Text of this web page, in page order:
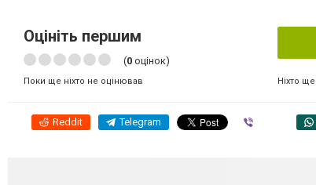
Оцініть першим
(0 оцінок)
Поки ще ніхто не оцінював Ніхто
Reddit Telegram